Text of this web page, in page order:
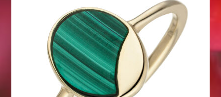
Weihnachtsangebote 2017
Weihnachtsangebote 2018
Weihnachtsangebote 2019
Weihnachtsangebote 2020